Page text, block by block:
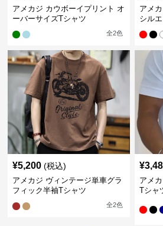
アメカジ カウボーイプリント オ
ーバーサイズTシャツ
全2色
アメ
シル
¥5,200 (税込)
アメカジ ヴィンテージ単車グラ
フィック半袖Tシャツ
全2色
¥
アメ
Tシャ